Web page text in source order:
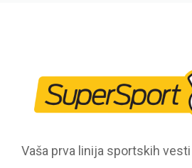
Vaša prva linija sportskih